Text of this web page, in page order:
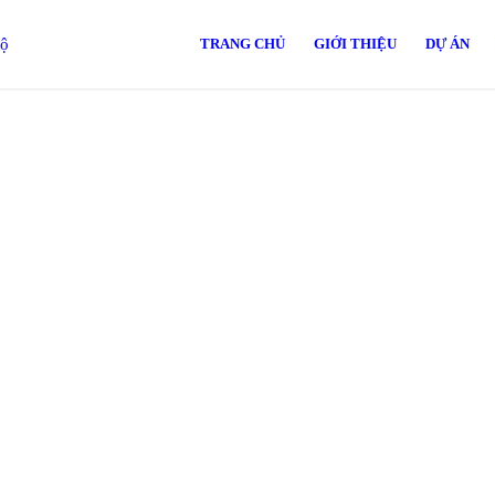
TRANG CHỦ GIỚI THIỆU DỰ ÁN